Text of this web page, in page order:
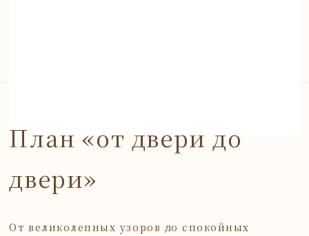
План «от двери до
двери»
От великолепных узоров до спокойных